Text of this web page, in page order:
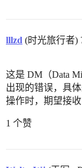
lllzd (时光旅行者)
这是 DM（Data
出现的错误，具体
操作时，期望接
1 个赞